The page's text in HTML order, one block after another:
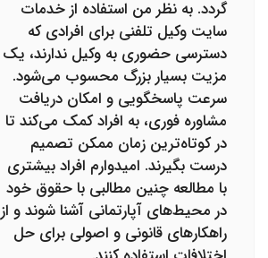
گردد. به نظر من استفاده از خدمات
سایت وکیل تلفنی برای افرادی که
دسترسی حضوری به وکیل ندارند، یک
مزیت بسیار بزرگ محسوب می‌شود.
سرعت پاسخگویی و امکان دریافت
مشاوره فوری، به افراد کمک می‌کند تا
در کوتاه‌ترین زمان ممکن تصمیم
درست بگیرند. امیدوارم افراد بیشتری
با مطالعه چنین مطالبی با حقوق خود
در محیط‌های آپارتمانی آشنا شوند و از
راهکارهای قانونی و اصولی برای حل